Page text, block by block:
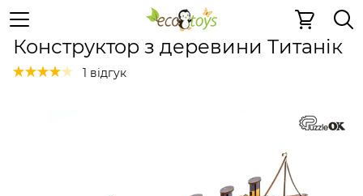
Дерев'яні конструктори Дерев'яні конструктори
Конструктор з деревини Титанік
1 відгук